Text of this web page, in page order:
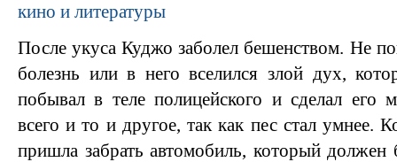
кино и литературы
После укуса Куджо заболел бешенством. Не
болезнь или в него вселился злой дух,
побывал в теле полицейского и сделал его
всего и то и другое, так как пес стал умнее.
пришла забрать автомобиль, который